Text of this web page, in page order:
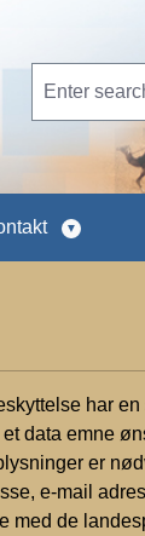
har
data emne
er
e-mail
med de